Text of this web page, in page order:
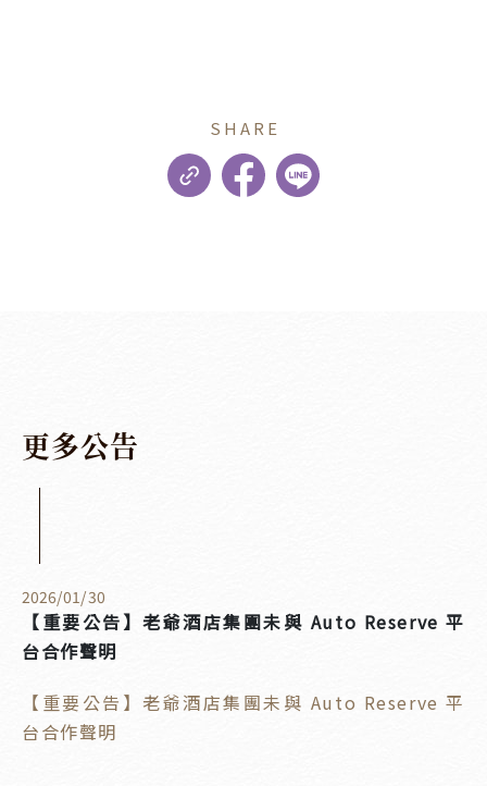
SHARE
更多公告
2026/01/30
【重要公告】老爺酒店集團未與 Auto Reserve 平
台合作聲明
【重要公告】老爺酒店集團未與 Auto Reserve 平
台合作聲明